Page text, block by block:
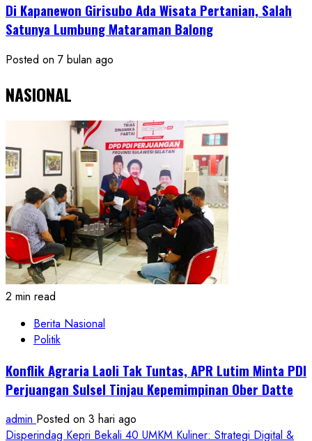
Di Kapanewon Girisubo Ada Wisata Pertanian, Salah
Satunya Lumbung Mataraman Balong
Posted on 7 bulan ago
NASIONAL
2 min read
Berita Nasional
Politik
Konflik Agraria Laoli Tak Tuntas, APR Lutim Minta PDI
Perjuangan Sulsel Tinjau Kepemimpinan Ober Datte
admin Posted on 3 hari ago
Disperindag Kepri Bekali 40 UMKM Kuliner: Strategi Digital &